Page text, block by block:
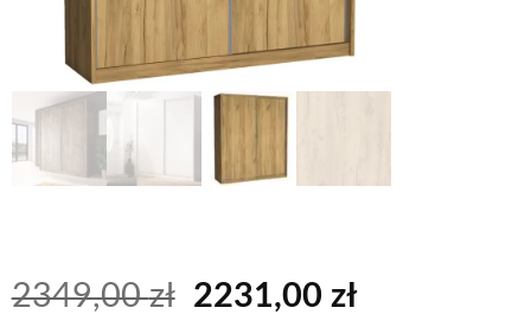
2349,00zł Pierwotna
2231,00złAktualna